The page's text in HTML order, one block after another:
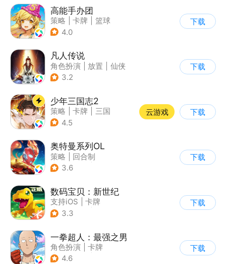
高能手办团
策略 卡牌
篮球
| 美少女
4.0
下载
凡人传说
角色扮演 放置
仙侠
| 文字游戏
3.2
下载
少年三国志2
策略 卡牌
三国
| 少年三国志
4.5
云游戏 下载
奥特曼系列OL
策略
回合制
| 动漫改编
3.6
下载
数码宝贝：新世纪
支持iOS
卡牌
| 动漫改编
3.3
下载
一拳超人：最强之男
角色扮演
卡牌
| 动漫改编
4.6
下载